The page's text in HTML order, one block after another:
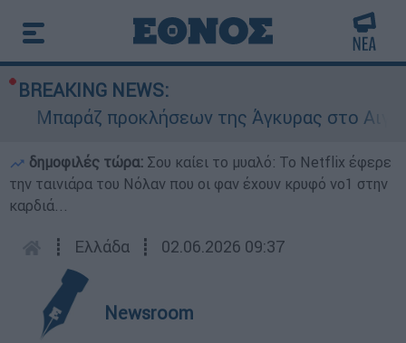
BREAKING NEWS:
Μπαράζ προκλήσεων της Άγκυρας στο Αιγαίο:
δημοφιλές τώρα: Σου καίει το μυαλό: Το Netflix έφερε
την ταινιάρα του Νόλαν που οι φαν έχουν κρυφό νο1 στην
καρδιά...
┋ Ελλάδα ┋ 02.06.2026 09:37
Newsroom